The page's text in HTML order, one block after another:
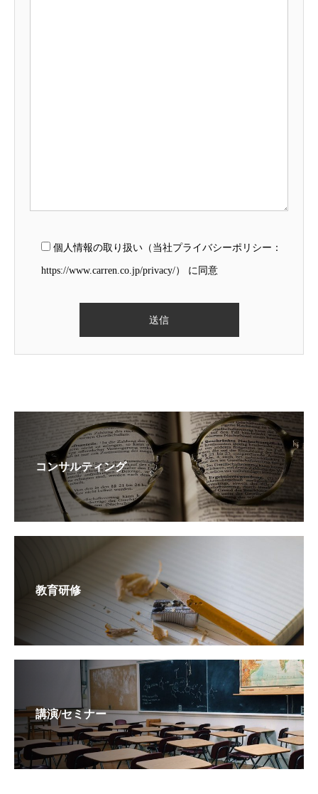
個人情報の取り扱い（当社プライバシーポリシー：
https://www.carren.co.jp/privacy/） に同意
コンサルティング
教育研修
講演/セミナー